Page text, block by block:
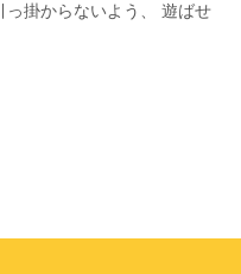
っ掛からないよう、 遊ばせ